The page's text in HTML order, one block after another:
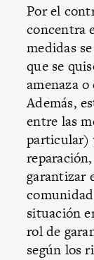
Por el
concentra
medidas
que se
amenaza
Además,
entre las
particular)
garantizar
situación
rol de
según los